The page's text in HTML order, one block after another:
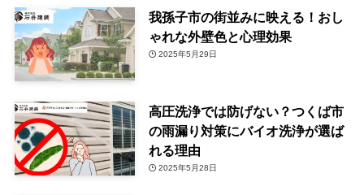
我孫子市の街並みに映える！おし
ゃれな外壁色と心理効果
2025年5月29日
高圧洗浄では防げない？つくば市
の雨漏り対策にバイオ洗浄が選ば
れる理由
2025年5月28日